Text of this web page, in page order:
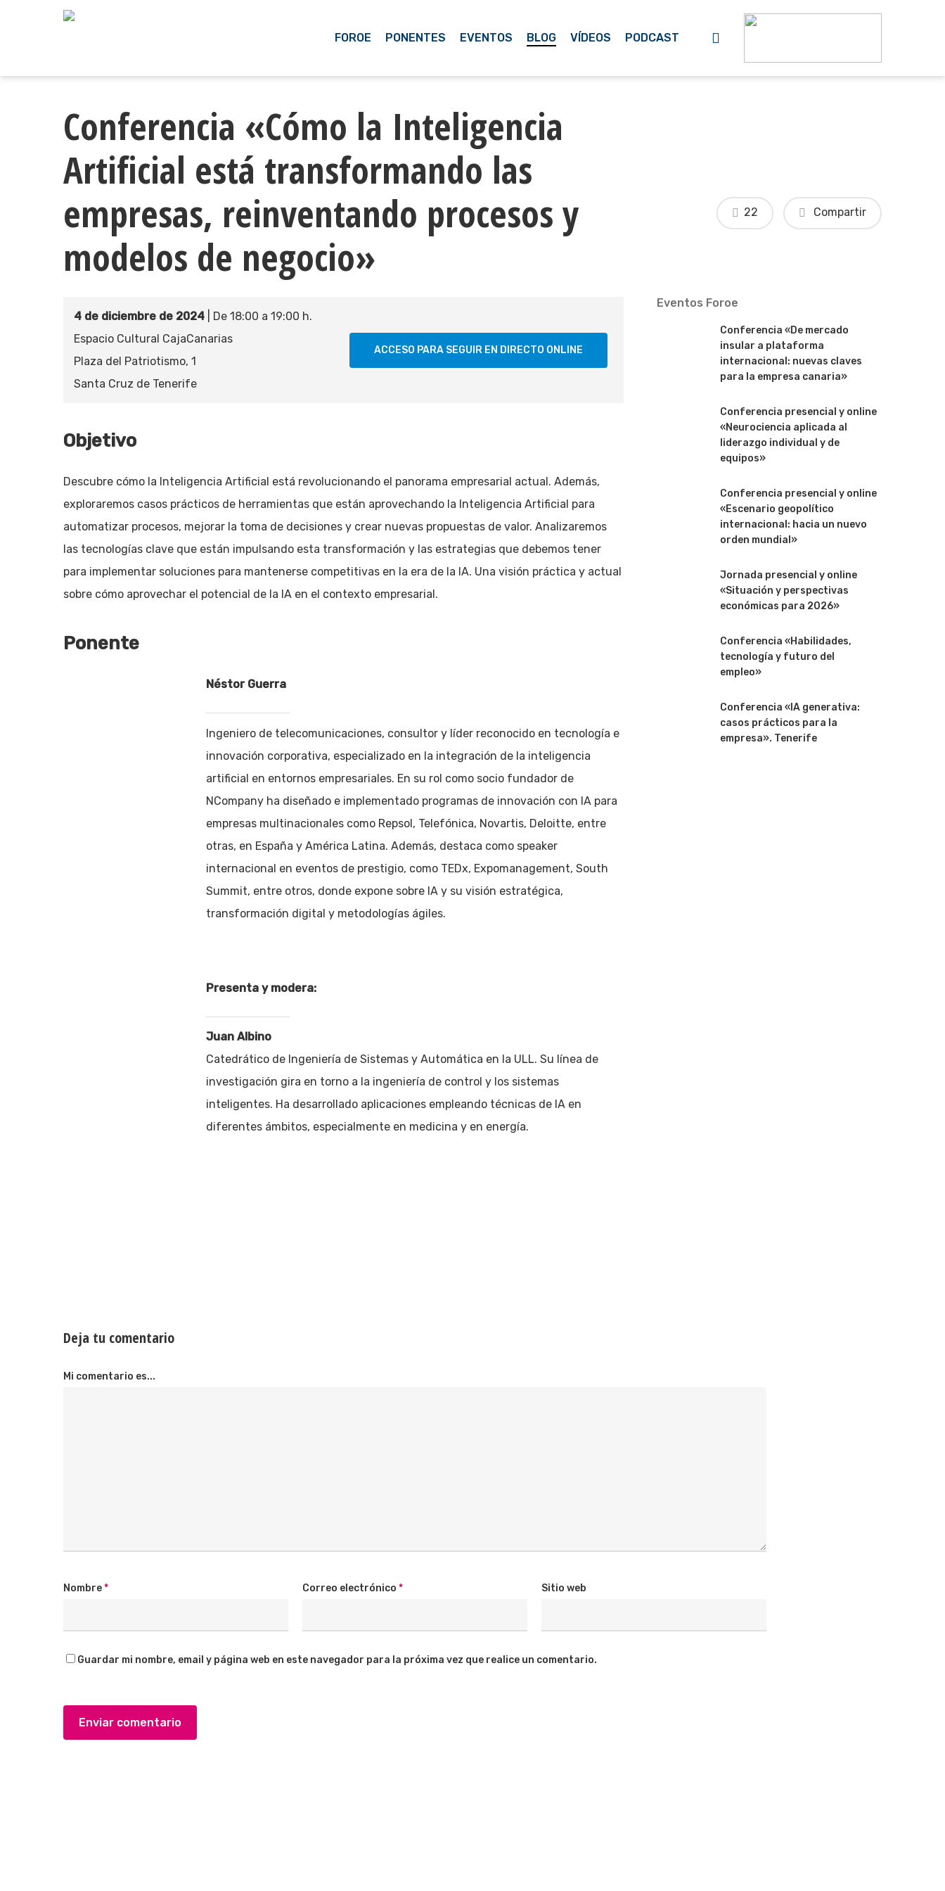
content
FOROE PONENTES EVENTOS BLOG VÍDEOS PODCAST
Conferencia «Cómo la Inteligencia
Artificial está transformando las
empresas, reinventando procesos y
modelos de negocio»
Compartir
22
4 de diciembre de 2024 | De 18:00 a 19:00 h.
Espacio Cultural CajaCanarias
Plaza del Patriotismo, 1
Santa Cruz de Tenerife
ACCESO PARA SEGUIR EN DIRECTO ONLINE
Objetivo
Descubre cómo la Inteligencia Artificial está revolucionando el panorama empresarial actual. Además,
exploraremos casos prácticos de herramientas que están aprovechando la Inteligencia Artificial para
automatizar procesos, mejorar la toma de decisiones y crear nuevas propuestas de valor. Analizaremos
las tecnologías clave que están impulsando esta transformación y las estrategias que debemos tener
para implementar soluciones para mantenerse competitivas en la era de la IA. Una visión práctica y actual
sobre cómo aprovechar el potencial de la IA en el contexto empresarial.
Ponente
Néstor Guerra
Ingeniero de telecomunicaciones, consultor y líder reconocido en tecnología e
innovación corporativa, especializado en la integración de la inteligencia
artificial en entornos empresariales. En su rol como socio fundador de
NCompany ha diseñado e implementado programas de innovación con IA para
empresas multinacionales como Repsol, Telefónica, Novartis, Deloitte, entre
otras, en España y América Latina. Además, destaca como speaker
internacional en eventos de prestigio, como TEDx, Expomanagement, South
Summit, entre otros, donde expone sobre IA y su visión estratégica,
transformación digital y metodologías ágiles.
Presenta y modera:
Juan Albino
Catedrático de Ingeniería de Sistemas y Automática en la ULL. Su línea de
investigación gira en torno a la ingeniería de control y los sistemas
inteligentes. Ha desarrollado aplicaciones empleando técnicas de IA en
diferentes ámbitos, especialmente en medicina y en energía.
Eventos Foroe
Conferencia «De mercado
insular a plataforma
internacional: nuevas claves
para la empresa canaria»
Conferencia presencial y online
«Neurociencia aplicada al
liderazgo individual y de
equipos»
Conferencia presencial y online
«Escenario geopolítico
internacional: hacia un nuevo
orden mundial»
Jornada presencial y online
«Situación y perspectivas
económicas para 2026»
Conferencia «Habilidades,
tecnología y futuro del
empleo»
Conferencia «IA generativa:
casos prácticos para la
empresa». Tenerife
Deja tu comentario
Mi comentario es...
Nombre* Correo electrónico * Sitio web
Guardar mi nombre, email y página web en este navegador para la próxima vez que realice un comentario.